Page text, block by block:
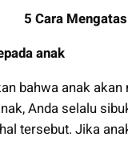
5 Cara
anak
bahwa anak
Anda selalu
tersebut. Jika